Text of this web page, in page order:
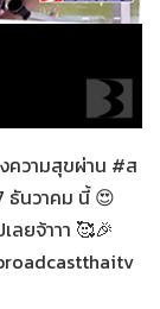
ความสุขผ่าน #ส
ธันวาคม นี้ 😍
ยจ้าาา 🥰🎉